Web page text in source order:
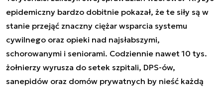
epidemiczny bardzo dobitnie pokazał, że te siły są w
stanie przejąć znaczny ciężar wsparcia systemu
cywilnego oraz opieki nad najsłabszymi,
schorowanymi i seniorami. Codziennie nawet 10 tys.
żołnierzy wyrusza do setek szpitali, DPS-ów,
sanepidów oraz domów prywatnych by nieść każdą